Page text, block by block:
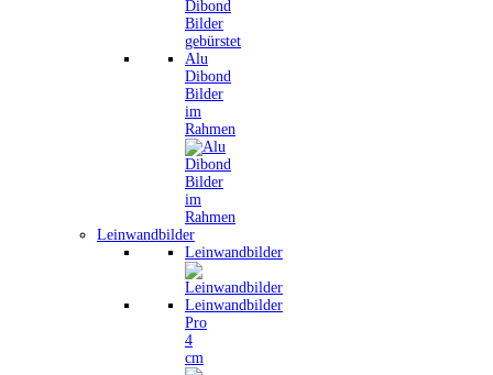
Alu
Dibond
Bilder
im
Rahmen
Leinwandbilder
Leinwandbilder
Leinwandbilder
Pro
4
cm